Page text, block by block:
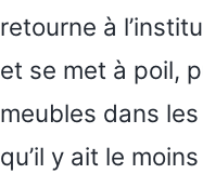
retourne à
et se met à poil,
meubles dans
qu’il y ait le